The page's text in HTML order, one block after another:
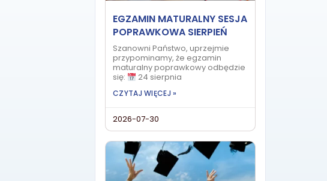
EGZAMIN MATURALNY SESJA
POPRAWKOWA SIERPIEŃ
Szanowni Państwo, uprzejmie
przypominamy, że egzamin
maturalny poprawkowy odbędzie
się:
24 sierpnia
CZYTAJ WIĘCEJ »
2026-07-30